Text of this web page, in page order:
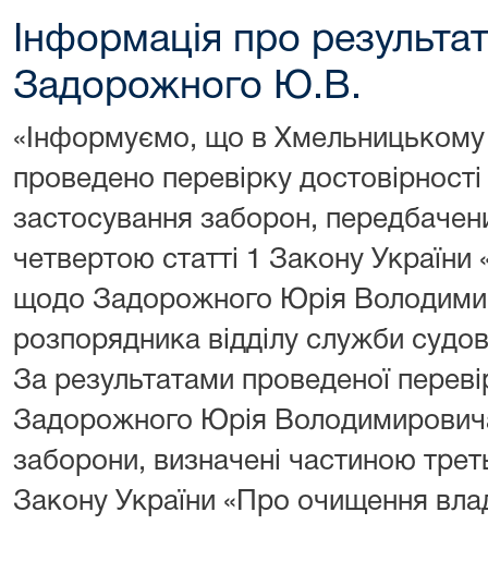
Інформація про
Задорожного Ю.В.
«Інформуємо, що в Хмельницькому
проведено перевірку
застосування заборон,
четвертою статті 1 Закону
щодо Задорожного Юрія
розпорядника відділу служби
За результатами проведеної
Задорожного Юрія
заборони, визначені частиною
Закону України «Про очищення